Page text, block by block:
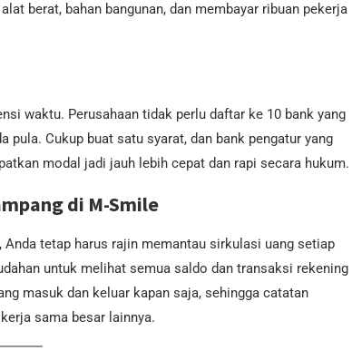
berat, bahan bangunan, dan membayar ribuan pekerja
waktu. Perusahaan tidak perlu daftar ke 10 bank yang
pula. Cukup buat satu syarat, dan bank pengatur yang
modal jadi jauh lebih cepat dan rapi secara hukum.
di M-Smile
tetap harus rajin memantau sirkulasi uang setiap
untuk melihat semua saldo dan transaksi rekening
masuk dan keluar kapan saja, sehingga catatan
sama besar lainnya.